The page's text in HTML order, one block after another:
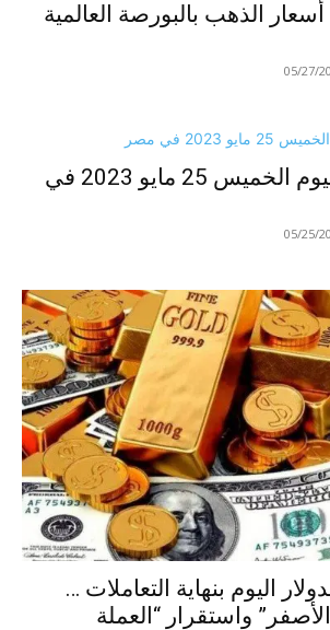
أسعار الذهب بالبورصة العالمية
05/27/
أسعار الذهب اليوم الخميس 25 مايو 2023 في
05/25/
اليوم بنهاية التعاملات …
واستقرار “العملة